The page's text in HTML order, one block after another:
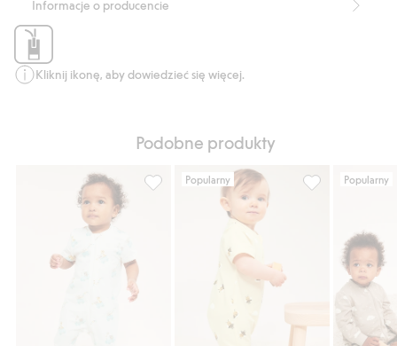
Informacje o producencie
Kliknij ikonę, aby dowiedzieć się więcej.
Podobne produkty
Piżama w zwierzęcy wzór, 2-pak, Dodaj
Popularny Popularny